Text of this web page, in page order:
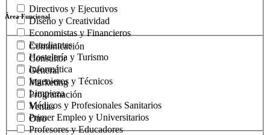
Directivos y Ejecutivos
Diseño y Creatividad
Economistas y Financieros
Estudiantes
Hostelería y Turismo
Informática
Ingenieros y Técnicos
Limpieza
Médicos y Profesionales Sanitarios
Primer Empleo y Universitarios
Profesores y Educadores
Área Funcional
Comunicación
Consultor
General
Marketing
Programación
Ventas
Otro